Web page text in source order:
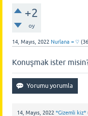
+2
oy
14, Mayıs, 2022 Nurlana = ♡ (
Konuşmak ister
14, Mayıs, 2022 *Gizemli kiz*